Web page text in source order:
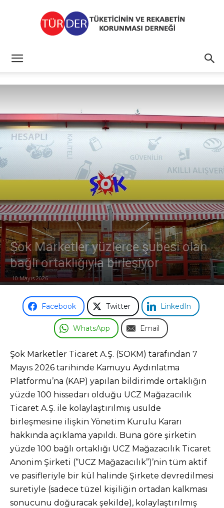
Şok Marketler yüzlerce şubesi olan
bağlı ortaklığıyla birleşiyor
10 Mayıs 2026
Facebook Twitter LinkedIn
WhatsApp Email
Şok Marketler Ticaret A.Ş. (SOKM) tarafından 7
Mayıs 2026 tarihinde Kamuyu Aydınlatma
Platformu’na (KAP) yapılan bildirimde ortaklığın
yüzde 100 hissedarı olduğu UCZ Mağazacılık
Ticaret A.Ş. ile kolaylaştırılmış usulde
birleşmesine ilişkin Yönetim Kurulu Kararı
hakkında açıklama yapıldı. Buna göre şirketin
yüzde 100 bağlı ortaklığı UCZ Mağazacılık Ticaret
Anonim Şirketi (“UCZ Mağazacılık”)’nin tüm aktif
ve pasifleriyle bir kül halinde Şirkete devredilmesi
suretiyle (sadece tüzel kişiliğin ortadan kalkması
sonucunu doğuracak şekilde), kolaylaştırılmış